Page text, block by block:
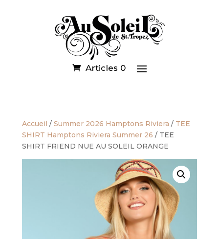
Articles 0
Accueil / Summer 2026 Hamptons Riviera / TEE
SHIRT Hamptons Riviera Summer 26 / TEE
SHIRT FRIEND NUE AU SOLEIL ORANGE